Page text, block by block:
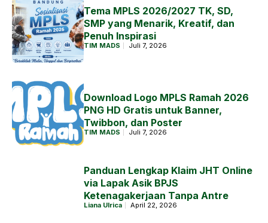
Tema MPLS 2026/2027 TK, SD,
SMP yang Menarik, Kreatif, dan
Penuh Inspirasi
TIM MADS Juli 7, 2026
Download Logo MPLS Ramah 2026
PNG HD Gratis untuk Banner,
Twibbon, dan Poster
TIM MADS Juli 7, 2026
Panduan Lengkap Klaim JHT Online
via Lapak Asik BPJS
Ketenagakerjaan Tanpa Antre
Liana Ulrica April 22, 2026